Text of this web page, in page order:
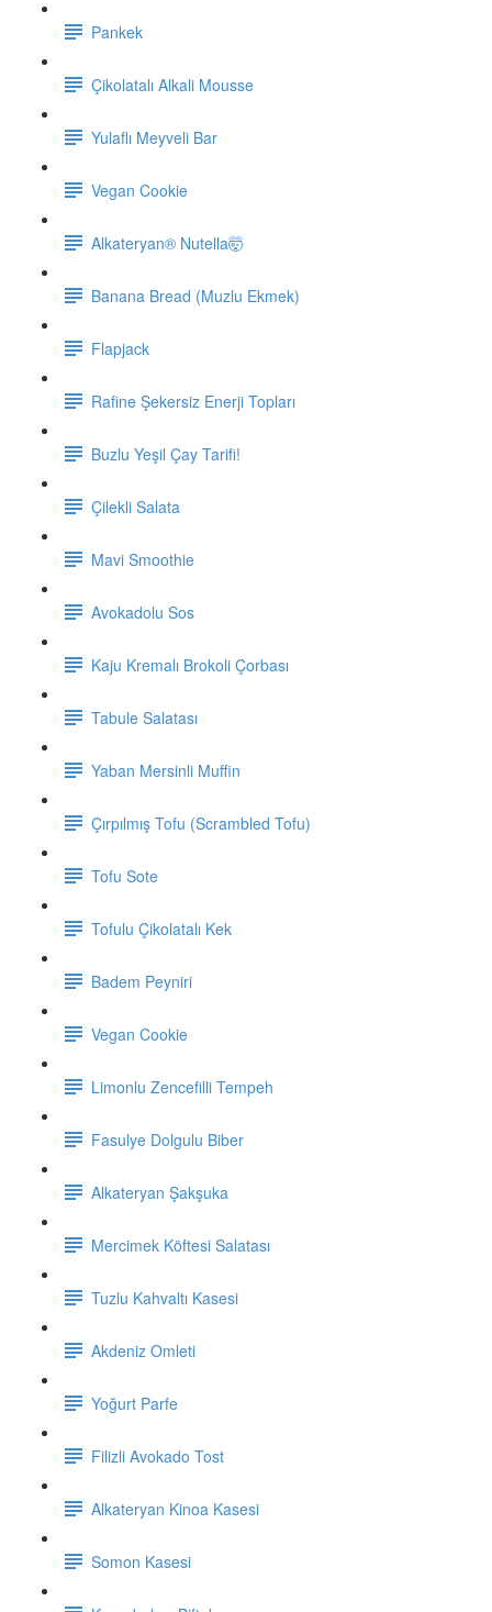
Pankek
Çikolatalı Alkali Mousse
Yulaflı Meyveli Bar
Vegan Cookie
Alkateryan® Nutella🤯
Banana Bread (Muzlu Ekmek)
Flapjack
Rafine Şekersiz Enerji Topları
Buzlu Yeşil Çay Tarifi!
Çilekli Salata
Mavi Smoothie
Avokadolu Sos
Kaju Kremalı Brokoli Çorbası
Tabule Salatası
Yaban Mersinli Muffin
Çırpılmış Tofu (Scrambled Tofu)
Tofu Sote
Tofulu Çikolatalı Kek
Badem Peyniri
Vegan Cookie
Limonlu Zencefilli Tempeh
Fasulye Dolgulu Biber
Alkateryan Şakşuka
Mercimek Köftesi Salatası
Tuzlu Kahvaltı Kasesi
Akdeniz Omleti
Yoğurt Parfe
Filizli Avokado Tost
Alkateryan Kinoa Kasesi
Somon Kasesi